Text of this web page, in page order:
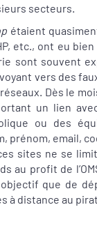
secteurs.
étaient
etc., ont eu
sont souvent
vers des
Dès le
un lien
ou des
prénom, email,
sites ne se
au profit de
que de
à distance au